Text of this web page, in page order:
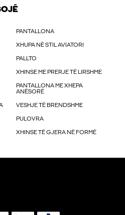
PANTALLONA
XHUPA NË STIL AVIATORI
PALLTO
XHINSE ME PRERJE TË LIRSHME
PANTALLONA ME XHEPA
ANËSORË
VESHJE TË BRENDSHME
PULOVRA
XHINSE TË GJERA NË FORMË